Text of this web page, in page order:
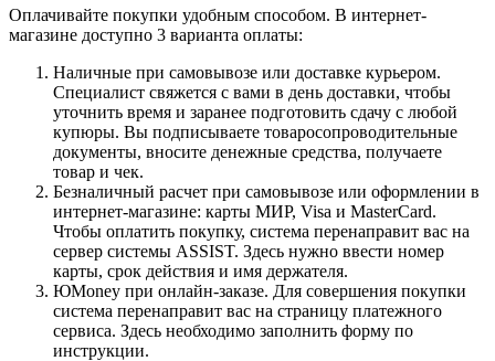
Оплачивайте покупки удобным способом. В интернет-
магазине доступно 3 варианта оплаты:
Наличные при самовывозе или доставке курьером.
Специалист свяжется с вами в день доставки, чтобы
уточнить время и заранее подготовить сдачу с любой
купюры. Вы подписываете товаросопроводительные
документы, вносите денежные средства, получаете
товар и чек.
Безналичный расчет при самовывозе или оформлении в
интернет-магазине: карты МИР, Visa и MasterCard.
Чтобы оплатить покупку, система перенаправит вас на
сервер системы ASSIST. Здесь нужно ввести номер
карты, срок действия и имя держателя.
ЮMoney при онлайн-заказе. Для совершения покупки
система перенаправит вас на страницу платежного
сервиса. Здесь необходимо заполнить форму по
инструкции.